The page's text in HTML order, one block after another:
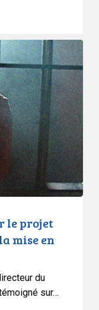
le projet
mise en
du
sur…